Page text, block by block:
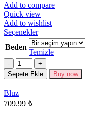
Add to compare
Quick view
Add to wishlist
SeçeneklerBu
ürünün
birden
fazla
varyasyonu
var.
Beden
Temizle
Miktar
Sepete Ekle Buy now
Bluz
709.99 ₺